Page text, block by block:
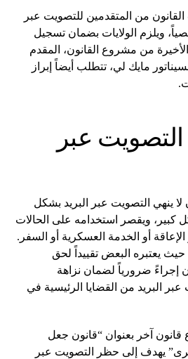
من المتقدمين للتصويت عبر
ويلزم الولايات بضمان تسجيل
من مشروع القانون، المقدم
مايك لي، تتطلب أيضاً إبراز
عبر
ينهي التصويت عبر البريد بشكل
كبير، ويقصر استخدامه على الحالات
الإعاقة أو الخدمة العسكرية أو السفر.
حيث يعتبره البعض تقييداً لحق
إجراءً ضرورياً لضمان نزاهة
عبر البريد من القضايا الرئيسية في
آخر بعنوان “قانون جعل
يهدف إلى حظر التصويت عبر